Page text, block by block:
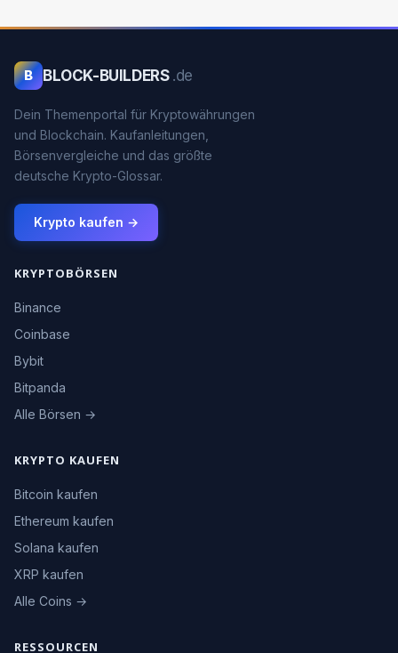
B BLOCK-BUILDERS .de
Dein Themenportal für Kryptowährungen
und Blockchain. Kaufanleitungen,
Börsenvergleiche und das größte
deutsche Krypto-Glossar.
Krypto kaufen →
KRYPTOBÖRSEN
Binance
Coinbase
Bybit
Bitpanda
Alle Börsen →
KRYPTO KAUFEN
Bitcoin kaufen
Ethereum kaufen
Solana kaufen
XRP kaufen
Alle Coins →
RESSOURCEN